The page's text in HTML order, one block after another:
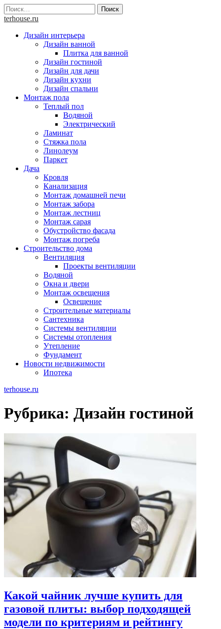
Skip
to
Найти:
terhouse.ru
Дизайн интерьера
Дизайн ванной
Плитка для ванной
Дизайн гостиной
Дизайн для дачи
Дизайн кухни
Дизайн спальни
Монтаж пола
Теплый пол
Водяной
Электрический
Ламинат
Стяжка пола
Линолеум
Паркет
Дача
Кровля
Канализация
Монтаж домашней печи
Монтаж забора
Монтаж лестниц
Монтаж сарая
Обустройство фасада
Монтаж погреба
Строительство дома
Вентиляция
Проекты вентиляции
Водяной
Окна и двери
Монтаж освещения
Освещение
Строительные материалы
Сантехника
Системы вентиляции
Системы отопления
Утепление
Фундамент
Новости недвижимости
Ипотека
terhouse.ru
Рубрика: Дизайн гостиной
Какой чайник лучше купить для
газовой плиты: выбор подходящей
модели по критериям и рейтингу